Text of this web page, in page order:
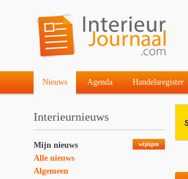
Nieuws Agenda Handelsregister
Interieurnieuws
wijzigen
Mijn nieuws
Alle nieuws
Algemeen